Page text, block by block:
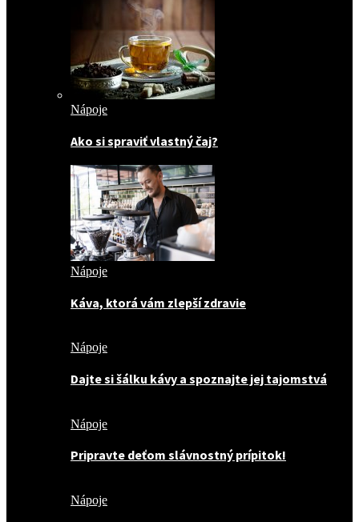
Nápoje
Ako si spraviť vlastný čaj?
Nápoje
Káva, ktorá vám zlepší zdravie
Nápoje
Dajte si šálku kávy a spoznajte jej tajomstvá
Nápoje
Pripravte deťom slávnostný prípitok!
Nápoje